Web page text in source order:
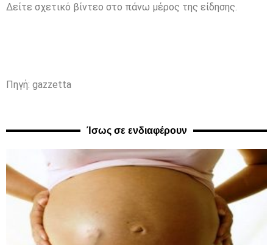
Δείτε σχετικό βίντεο στο πάνω μέρος της είδησης.
Πηγή: gazzetta
Ίσως σε ενδιαφέρουν